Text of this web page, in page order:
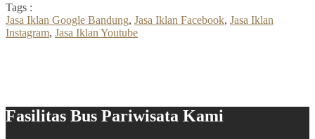
Tags :
Jasa Iklan Google Bandung, Jasa Iklan Facebook, Jasa Iklan
Instagram, Jasa Iklan Youtube
Fasilitas Bus Pariwisata Kami